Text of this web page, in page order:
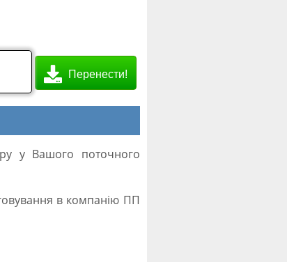
Перенести!
у Вашого поточного
в компанію ПП